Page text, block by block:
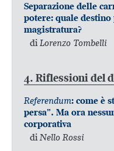
Separazione delle
potere: quale
magistratura?
di Lorenzo Tombelli
4. Riflessioni del
Referendum: come è
persa”. Ma ora
corporativa
di Nello Rossi